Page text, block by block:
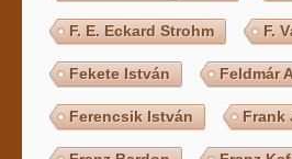
F. E. Eckard Strohm F.
Fekete István Feldmár
Ferencsik István Frank